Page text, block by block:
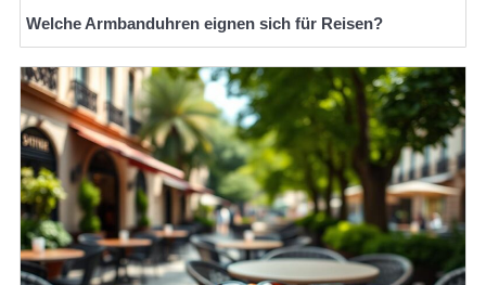
Welche Armbanduhren eignen sich für Reisen?